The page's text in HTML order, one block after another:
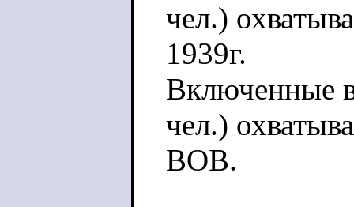
чел.)
1939г.
Включенные
чел.)
ВОВ.